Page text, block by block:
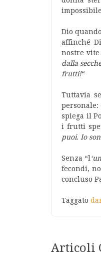
Dio
affinché
nostre vite
dalla
frutti!“
Tuttavia
personale:
spiega il
i frutti
puoi. Io
Senza “l
fecondi,
concluso
Taggato
Articoli